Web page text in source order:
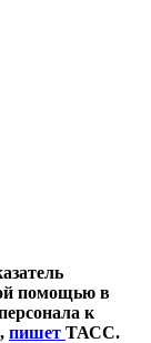
помощью в
к
пишет ТАСС.